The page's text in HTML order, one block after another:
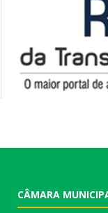
CÂMARA